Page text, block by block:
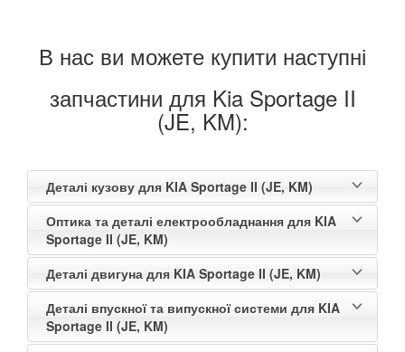
В нас ви можете купити наступні
запчастини для Kia Sportage II
(JE, KM):
Деталі кузову для KIA Sportage II (JE, KM)
Оптика та деталі електрообладнання для KIA
Sportage II (JE, KM)
Деталі двигуна для KIA Sportage II (JE, KM)
Деталі впускної та випускної системи для KIA
Sportage II (JE, KM)